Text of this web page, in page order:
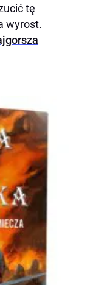
tę
wyrost.